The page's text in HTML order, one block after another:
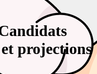
projections